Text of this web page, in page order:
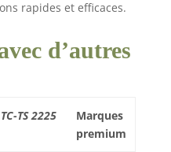
fournis, la tige
câble
rapides et efficaces.
d’autres
TS 2225
Marques
premium